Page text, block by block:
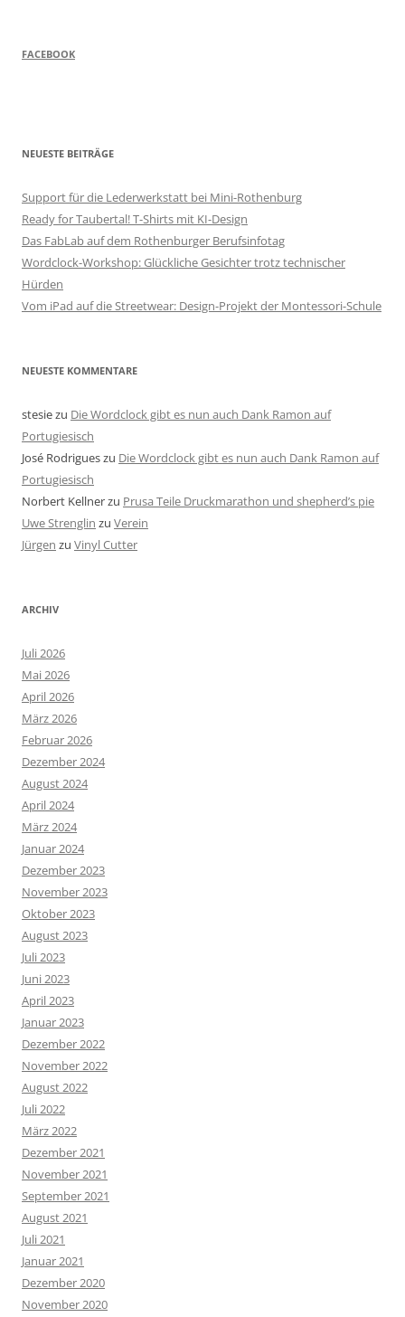
FACEBOOK
NEUESTE BEITRÄGE
Support für die Lederwerkstatt bei Mini-Rothenburg
Ready for Taubertal! T-Shirts mit KI-Design
Das FabLab auf dem Rothenburger Berufsinfotag
Wordclock-Workshop: Glückliche Gesichter trotz technischer
Hürden
Vom iPad auf die Streetwear: Design-Projekt der Montessori-Schule
NEUESTE KOMMENTARE
stesiezu Die Wordclock gibt es nun auch Dank Ramon auf
Portugiesisch
José Rodrigueszu Die Wordclock gibt es nun auch Dank Ramon auf
Portugiesisch
Norbert Kellnerzu Prusa Teile Druckmarathon und shepherd’s pie
Uwe Strenglin zu Verein
Jürgen zu Vinyl Cutter
ARCHIV
Juli 2026
Mai 2026
April 2026
März 2026
Februar 2026
Dezember 2024
August 2024
April 2024
März 2024
Januar 2024
Dezember 2023
November 2023
Oktober 2023
August 2023
Juli 2023
Juni 2023
April 2023
Januar 2023
Dezember 2022
November 2022
August 2022
Juli 2022
März 2022
Dezember 2021
November 2021
September 2021
August 2021
Juli 2021
Januar 2021
Dezember 2020
November 2020